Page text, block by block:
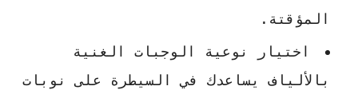
المؤقتة.
اختيار نوعية الوجبات الغنية
بالألياف يساعدك في السيطرة على نوبات